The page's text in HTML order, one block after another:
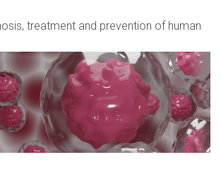
treatment and prevention of human